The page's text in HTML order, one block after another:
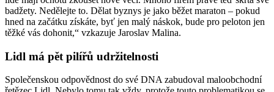
badžety. Nedělejte to. Dělat byznys je jako běžet maraton – pokud
hned na začátku získáte, byť jen malý náskok, bude pro peloton jen
těžké vás dohonit,“ vzkazuje Jaroslav Malina.
Lidl má pět pilířů udržitelnosti
Společenskou odpovědnost do své DNA zabudoval maloobchodní